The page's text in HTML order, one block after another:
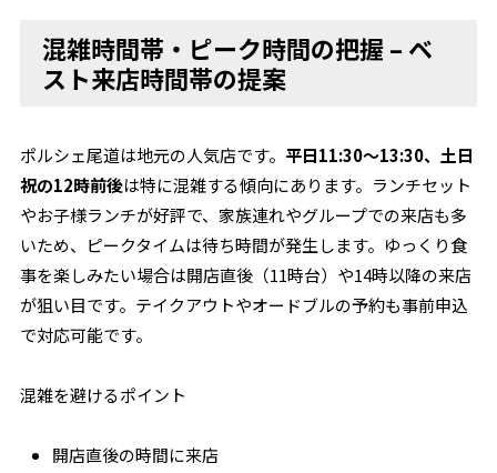
混雑時間帯・ピーク時間の把握 – ベ
スト来店時間帯の提案
ポルシェ尾道は地元の人気店です。 平日11:30～13:30、土日
祝の12時前後は特に混雑する傾向にあります。ランチセット
やお子様ランチが好評で、家族連れやグループでの来店も多
いため、ピークタイムは待ち時間が発生します。ゆっくり食
事を楽しみたい場合は開店直後（11時台）や14時以降の来店
が狙い目です。テイクアウトやオードブルの予約も事前申込
で対応可能です。
混雑を避けるポイント
開店直後の時間に来店